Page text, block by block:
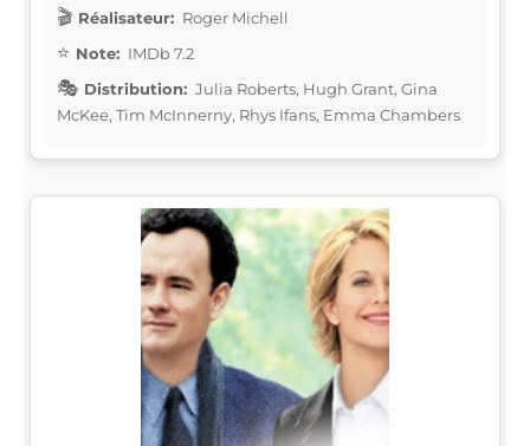
Réalisateur: Roger Michell
Note: IMDb 7.2
Distribution: Julia Roberts, Hugh Grant, Gina
McKee, Tim McInnerny, Rhys Ifans, Emma Chambers